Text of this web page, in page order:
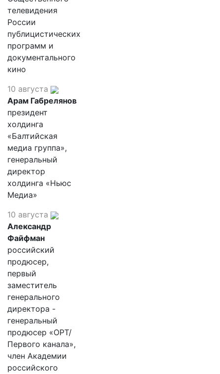
телевидения
России
публицистических
программ и
документального
кино
10 августа
Арам Габрелянов
президент
холдинга
«Балтийская
медиа группа»,
генеральный
директор
холдинга «Ньюс
Медиа»
10 августа
Александр
Файфман
российский
продюсер,
первый
заместитель
генерального
директора -
генеральный
продюсер «ОРТ/
Первого канала»,
член Академии
российского